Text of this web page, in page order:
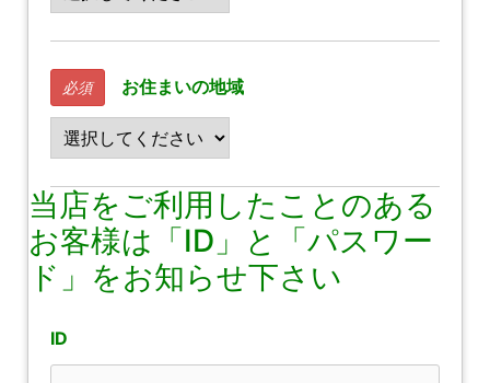
必須 お住まいの地域
当店をご利用したことのある
お客様は「ID」と「パスワー
ド」をお知らせ下さい
ID